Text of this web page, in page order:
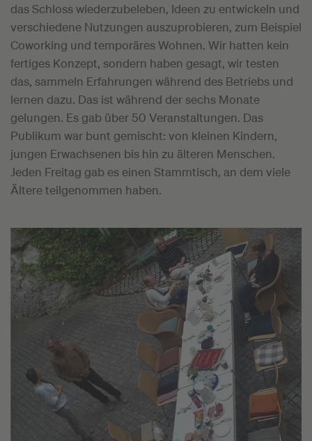
das Schloss wiederzubeleben, Ideen zu entwickeln und
verschiedene Nutzungen auszuprobieren, zum Beispiel
Coworking und temporäres Wohnen. Wir hatten kein
fertiges Konzept, sondern haben gesagt, wir testen
das, sammeln Erfahrungen während des Betriebs und
lernen dazu. Das ist während der sechs Monate
gelungen. Es gab über 50 Veranstaltungen. Das
Publikum war bunt gemischt: von kleinen Kindern,
jungen Erwachsenen bis hin zu älteren Menschen.
Jeden Freitag gab es einen Stammtisch, an dem viele
Ältere teilgenommen haben.